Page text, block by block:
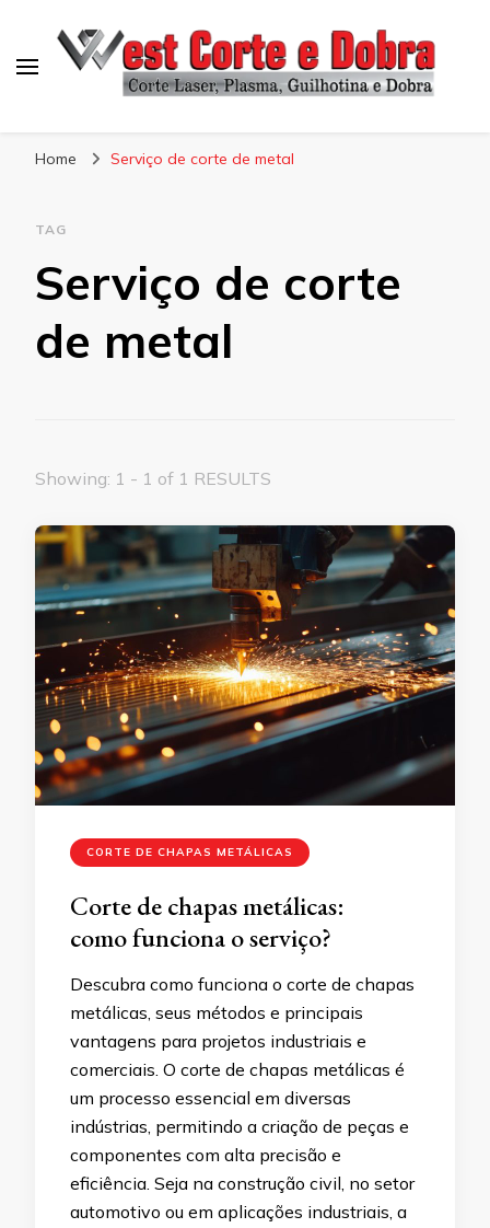
Home Serviço de corte de metal
TAG
Serviço de corte
de metal
Showing: 1 - 1 of 1 RESULTS
CORTE DE CHAPAS METÁLICAS
Corte de chapas metálicas:
como funciona o serviço?
Descubra como funciona o corte de chapas
metálicas, seus métodos e principais
vantagens para projetos industriais e
comerciais. O corte de chapas metálicas é
um processo essencial em diversas
indústrias, permitindo a criação de peças e
componentes com alta precisão e
eficiência. Seja na construção civil, no setor
automotivo ou em aplicações industriais, a